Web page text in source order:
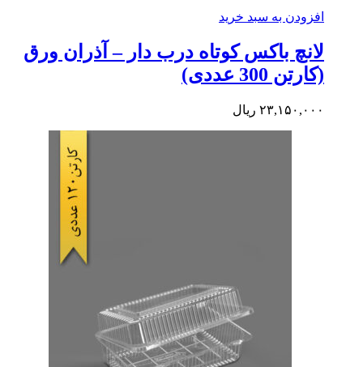
افزودن به سبد خرید
لانچ باکس کوتاه درب دار – آذران ورق
(کارتن 300 عددی)
۲۳,۱۵۰,۰۰۰ ریال